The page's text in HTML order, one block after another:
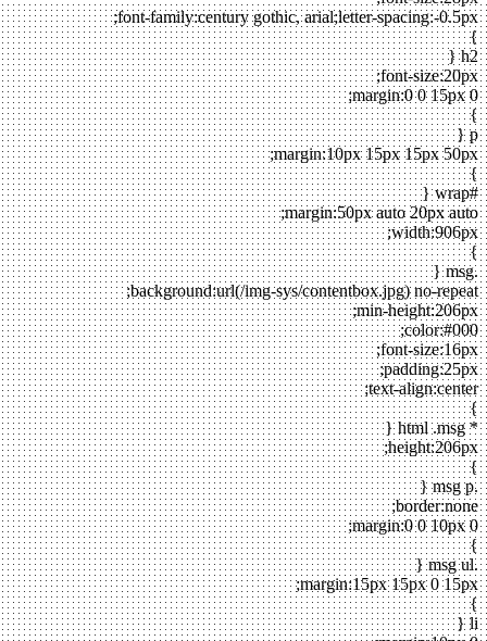
font-family:century gothic, arial;letter-spacing:-0.5px;
}
h2 {
font-size:20px;
margin:0 0 15px 0;
}
p {
margin:10px 15px 15px 50px;
}
#wrap {
margin:50px auto 20px auto;
width:906px;
}
.msg {
background:url(/img-sys/contentbox.jpg) no-repeat;
min-height:206px;
color:#000;
font-size:16px;
padding:25px;
text-align:center;
}
* html .msg {
height:206px;
}
.msg p {
border:none;
margin:0 0 10px 0;
}
.msg ul {
margin:15px 15px 0 15px;
}
li {